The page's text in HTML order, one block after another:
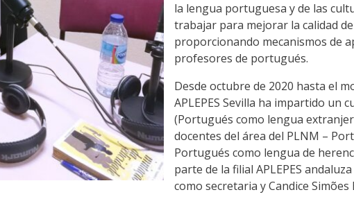
la lengua portuguesa y de las
trabajar para mejorar la calidad
proporcionando mecanismos de
profesores de portugués.
Desde octubre de 2020 hasta el
APLEPES Sevilla ha impartido un
(Portugués como lengua
docentes del área del PLNM –
Portugués como lengua de
parte de la filial APLEPES
como secretaria y Candice